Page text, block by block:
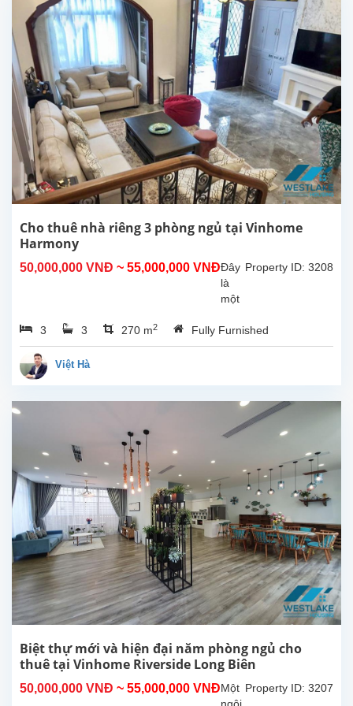
Riverside
Long
Biên.
Biệt
thự
có
khu
vực
sinh
hoạt
chung
rộng
rãi,
phòng
bếp
Cho thuê nhà riêng 3 phòng ngủ tại Vinhome
Harmony
50,000,000 VNĐ ~ 55,000,000 VNĐ Property ID: 3208
Đây
là
một
nhà
đẹp
Vinhome
Reverside.
Ngôi
thiết
kế
đẹp
với
phòng
khách
sáng
sủa
kết
với
khu
mở.
3 3 270 m2 Fully Furnished
Việt Hà
Biệt thự mới và hiện đại năm phòng ngủ cho
thuê tại Vinhome Riverside Long Biên
50,000,000 VNĐ ~ 55,000,000 VNĐ Property ID: 3207
Một